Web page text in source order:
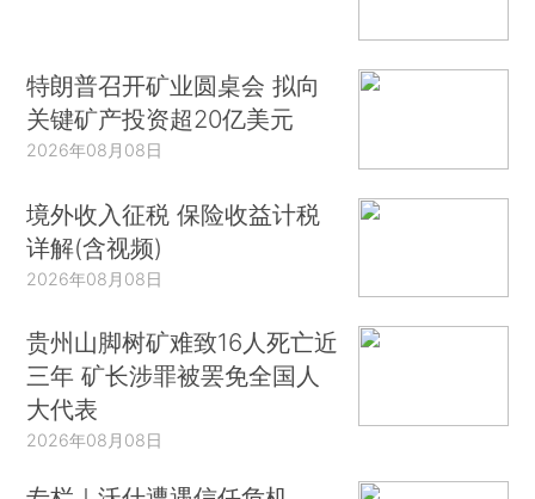
特朗普召开矿业圆桌会 拟向
关键矿产投资超20亿美元
2026年08月08日
境外收入征税 保险收益计税
详解(含视频)
2026年08月08日
贵州山脚树矿难致16人死亡近
三年 矿长涉罪被罢免全国人
大代表
2026年08月08日